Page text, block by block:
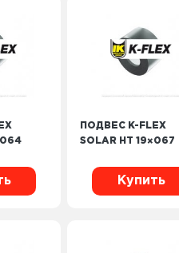
ПОДВЕС K-FLEX
SOLAR HT 19×067
Купить